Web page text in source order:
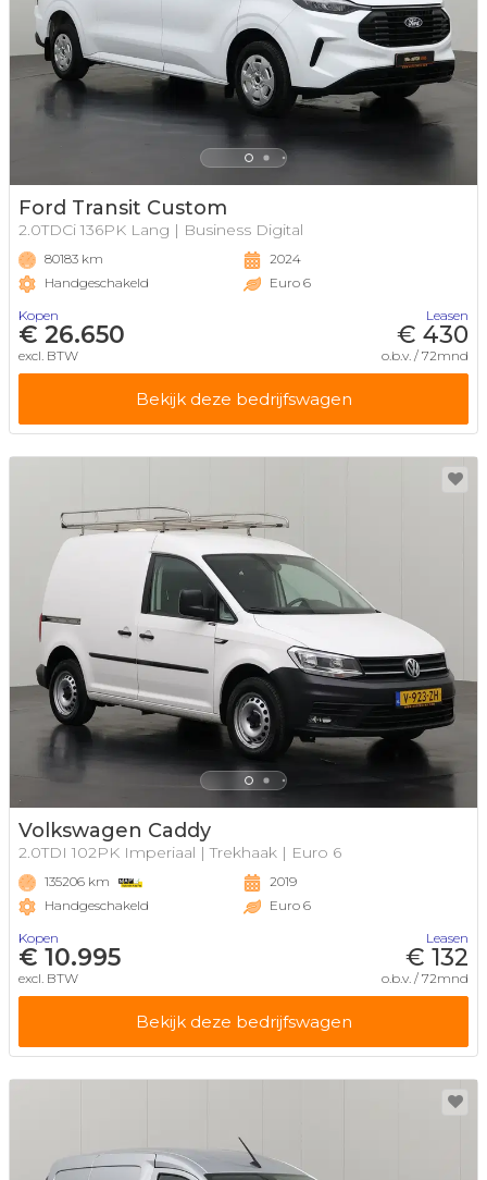
Ford Transit Custom
2.0TDCi 136PK Lang | Business Digital
80183 km
Handgeschakeld
2024
Euro 6
Kopen
€ 26.650
excl. BTW
Leasen
€ 430
o.b.v. / 72mnd
Bekijk deze bedrijfswagen
Volkswagen Caddy
2.0TDI 102PK Imperiaal | Trekhaak | Euro 6
135206 km
Handgeschakeld
2019
Euro 6
Kopen
€ 10.995
excl. BTW
Leasen
€ 132
o.b.v. / 72mnd
Bekijk deze bedrijfswagen